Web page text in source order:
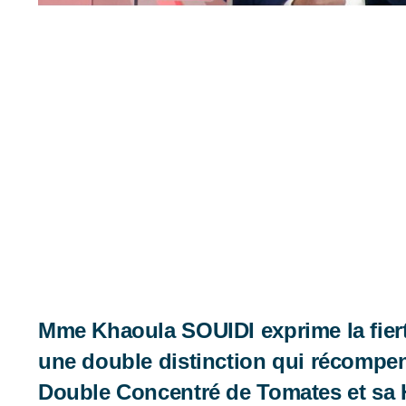
Mme Khaoula SOUIDI exprime la
une double distinction qui
Double Concentré de Tomates et sa